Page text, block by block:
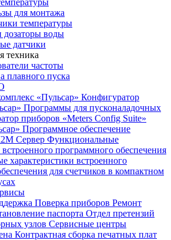
для монтажа
температуры
дозаторы воды
датчики
техника
частоты
плавного пуска
«Пульсар» Конфигуратор
Программы для пусконаладочных
приборов «Meters Config Suite»
Программное обеспечение
Сервер Функциональные
встроенного программного обеспечения
характеристики встроенного
для счетчиков в компактном
Поверка приборов Ремонт
паспорта Отдел претензий
узлов Сервисные центры
Контрактная сборка печатных плат